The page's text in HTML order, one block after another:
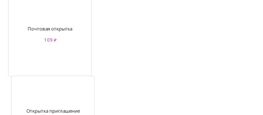
Почтовая открытка
109 ₽
Открытка приглашение